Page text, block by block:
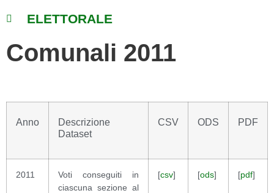
ELETTORALE
Comunali 2011
Anno
Descrizione
Dataset
CSV ODS PDF
2011
Voti conseguiti in
ciascuna sezione al
[csv] [ods] [pdf]